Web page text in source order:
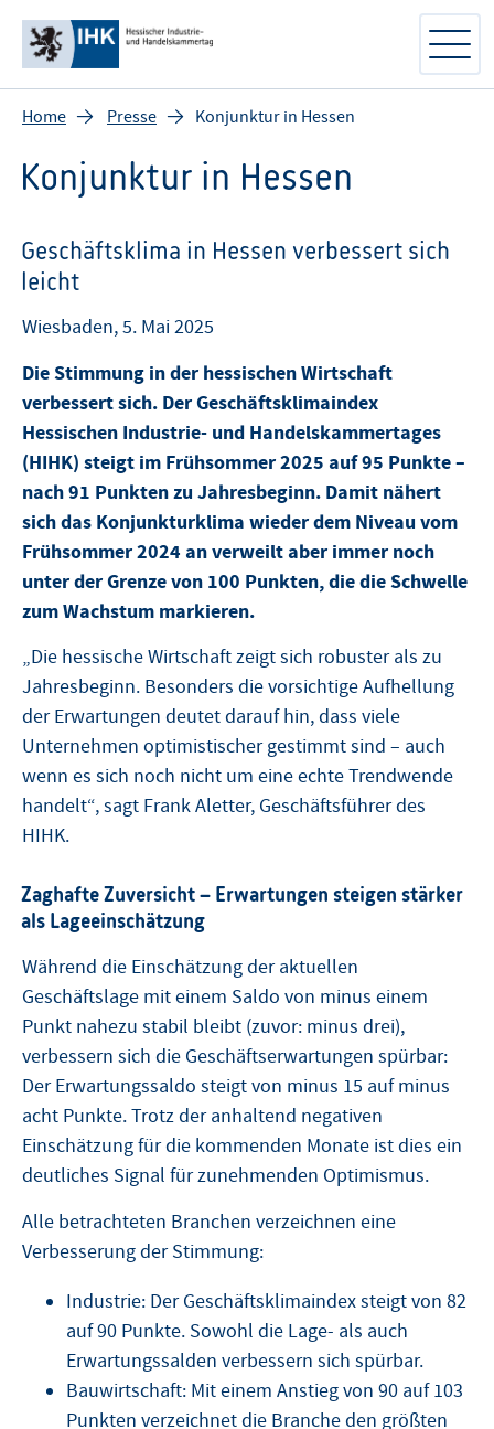
Home Presse Konjunktur in Hessen
Konjunktur in Hessen
Geschäftsklima in Hessen verbessert sich
leicht
Wiesbaden, 5. Mai 2025
Die Stimmung in der hessischen Wirtschaft
verbessert sich. Der Geschäftsklimaindex
Hessischen Industrie- und Handelskammertages
(HIHK) steigt im Frühsommer 2025 auf 95 Punkte –
nach 91 Punkten zu Jahresbeginn. Damit nähert
sich das Konjunkturklima wieder dem Niveau vom
Frühsommer 2024 an verweilt aber immer noch
unter der Grenze von 100 Punkten, die die Schwelle
zum Wachstum markieren.
„Die hessische Wirtschaft zeigt sich robuster als zu
Jahresbeginn. Besonders die vorsichtige Aufhellung
der Erwartungen deutet darauf hin, dass viele
Unternehmen optimistischer gestimmt sind – auch
wenn es sich noch nicht um eine echte Trendwende
handelt“, sagt Frank Aletter, Geschäftsführer des
HIHK.
Zaghafte Zuversicht – Erwartungen steigen stärker
als Lageeinschätzung
Während die Einschätzung der aktuellen
Geschäftslage mit einem Saldo von minus einem
Punkt nahezu stabil bleibt (zuvor: minus drei),
verbessern sich die Geschäftserwartungen spürbar:
Der Erwartungssaldo steigt von minus 15 auf minus
acht Punkte. Trotz der anhaltend negativen
Einschätzung für die kommenden Monate ist dies ein
deutliches Signal für zunehmenden Optimismus.
Alle betrachteten Branchen verzeichnen eine
Verbesserung der Stimmung:
Industrie: Der Geschäftsklimaindex steigt von 82
auf 90 Punkte. Sowohl die Lage- als auch
Erwartungssalden verbessern sich spürbar.
Bauwirtschaft: Mit einem Anstieg von 90 auf 103
Punkten verzeichnet die Branche den größten